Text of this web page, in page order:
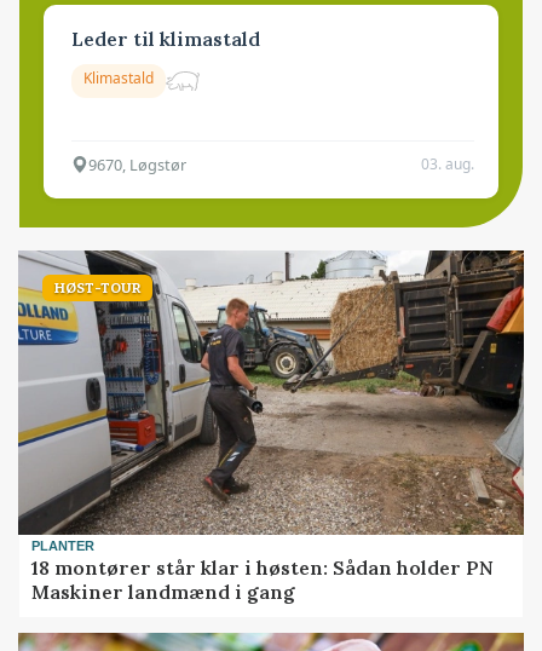
Leder til klimastald
Klimastald
9670, Løgstør 03. aug.
HØST-TOUR
PLANTER
18 montører står klar i høsten: Sådan holder PN
Maskiner landmænd i gang